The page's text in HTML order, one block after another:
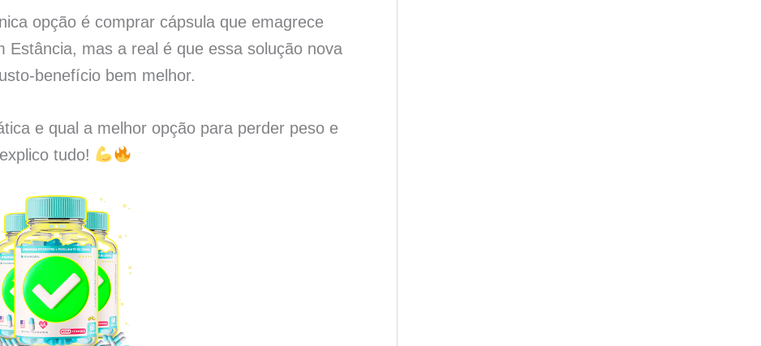
opção é comprar cápsula que emagrece
Estância, mas a real é que essa solução nova
benefício bem melhor.
e qual a melhor opção para perder peso e
tudo!